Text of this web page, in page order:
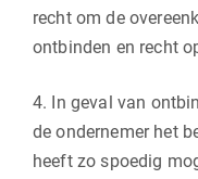
recht om de
ontbinden en recht
4. In geval van
de ondernemer het
heeft zo spoedig